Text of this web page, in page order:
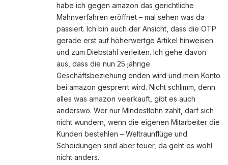
habe ich gegen amazon das gerichtliche
Mahnverfahren eröffnet – mal sehen was da
passiert. Ich bin auch der Ansicht, dass die OTP
gerade erst auf höherwertge Artikel hinweisen
und zum Diebstahl verleiten. Ich gehe davon
aus, dass die nun 25 jährige
Geschäftsbeziehung enden wird und mein Konto
bei amazon gesprerrt wird. Nicht schlimm, denn
alles was amazon veerkauft, gibt es auch
anderswo. Wer nur MIndestlohn zahlt, darf sich
nicht wundern, wenn die eigenen Mitarbeiter die
Kunden bestehlen – Weltraunflüge und
Scheidungen sind aber teuer, da geht es wohl
nicht anders.